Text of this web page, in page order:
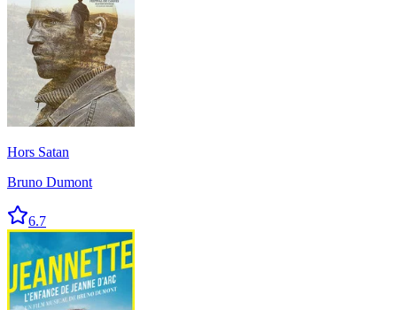
Hors Satan
Bruno Dumont
6.7